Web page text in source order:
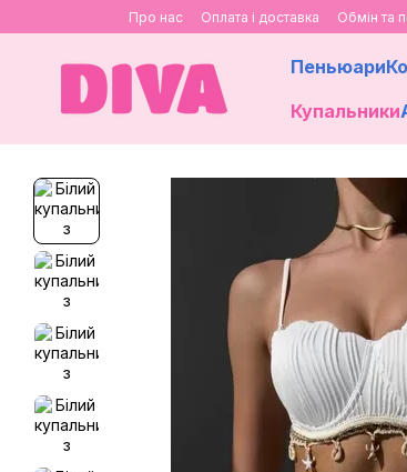
Перейти до основного контенту
Про нас Оплата і доставка Обмін та
Пеньюари
Купальники